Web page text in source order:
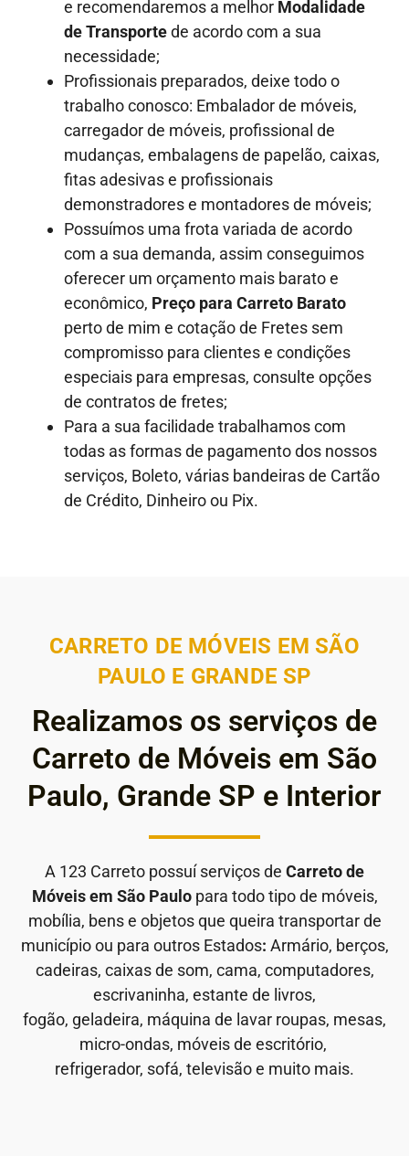
e recomendaremos a melhor Modalidade
de Transportede acordo com a sua
necessidade;
Profissionais preparados, deixe todo o
trabalho conosco: Embalador de móveis,
carregador de móveis, profissional de
mudanças, embalagens de papelão, caixas,
fitas adesivas e profissionais
demonstradores e montadores de móveis;
Possuímos uma frota variada de acordo
com a sua demanda, assim conseguimos
oferecer um orçamento mais barato e
econômico, Preço para Carreto Barato
perto de mim e cotação de Fretes sem
compromisso para clientes e condições
especiais para empresas, consulte opções
de contratos de fretes;
Para a sua facilidade trabalhamos com
todas as formas de pagamento dos nossos
serviços, Boleto, várias bandeiras de Cartão
de Crédito, Dinheiro ou Pix.
CARRETO DE MÓVEIS EM SÃO
PAULO E GRANDE SP
Realizamos os serviços de
Carreto de Móveis em São
Paulo, Grande SP e Interior
A 123 Carreto possuí serviços de Carreto de
Móveis em São Paulopara todo tipo de móveis,
mobília, bens e objetos que queira transportar de
município ou para outros Estados: Armário, berços,
cadeiras, caixas de som, cama, computadores,
escrivaninha, estante de livros,
fogão, geladeira, máquina de lavar roupas, mesas,
micro-ondas, móveis de escritório,
refrigerador, sofá, televisão e muito mais.